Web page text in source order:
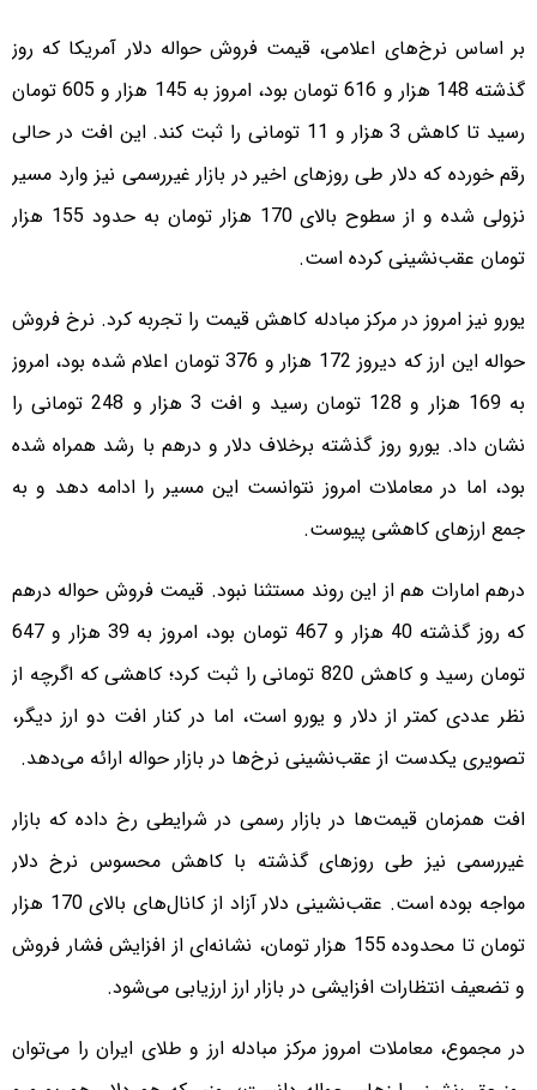
بر اساس نرخ‌های اعلامی، قیمت فروش حواله دلار آمریکا که روز
گذشته 148 هزار و 616 تومان بود، امروز به 145 هزار و 605 تومان
رسید تا کاهش 3 هزار و 11 تومانی را ثبت کند. این افت در حالی
رقم خورده که دلار طی روزهای اخیر در بازار غیررسمی نیز وارد مسیر
نزولی شده و از سطوح بالای 170 هزار تومان به حدود 155 هزار
تومان عقب‌نشینی کرده است.
یورو نیز امروز در مرکز مبادله کاهش قیمت را تجربه کرد. نرخ فروش
حواله این ارز که دیروز 172 هزار و 376 تومان اعلام شده بود، امروز
به 169 هزار و 128 تومان رسید و افت 3 هزار و 248 تومانی را
نشان داد. یورو روز گذشته برخلاف دلار و درهم با رشد همراه شده
بود، اما در معاملات امروز نتوانست این مسیر را ادامه دهد و به
جمع ارزهای کاهشی پیوست.
درهم امارات هم از این روند مستثنا نبود. قیمت فروش حواله درهم
که روز گذشته 40 هزار و 467 تومان بود، امروز به 39 هزار و 647
تومان رسید و کاهش 820 تومانی را ثبت کرد؛ کاهشی که اگرچه از
نظر عددی کمتر از دلار و یورو است، اما در کنار افت دو ارز دیگر،
تصویری یکدست از عقب‌نشینی نرخ‌ها در بازار حواله ارائه می‌دهد.
افت همزمان قیمت‌ها در بازار رسمی در شرایطی رخ داده که بازار
غیررسمی نیز طی روزهای گذشته با کاهش محسوس نرخ دلار
مواجه بوده است. عقب‌نشینی دلار آزاد از کانال‌های بالای 170 هزار
تومان تا محدوده 155 هزار تومان، نشانه‌ای از افزایش فشار فروش
و تضعیف انتظارات افزایشی در بازار ارز ارزیابی می‌شود.
در مجموع، معاملات امروز مرکز مبادله ارز و طلای ایران را می‌توان